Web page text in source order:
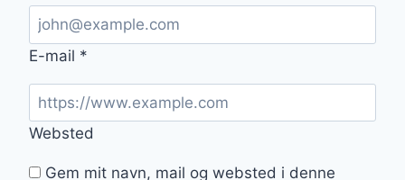
E-mail *
Websted
Gem mit navn, mail og websted i denne